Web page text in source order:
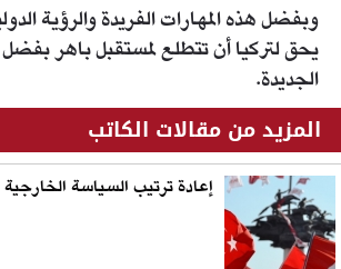
وبفضل هذه المهارات الفريدة والرؤية
يحق لتركيا أن تتطلع لمستقبل باهر بفضل
الجديدة.
المزيد من مقالات الكاتب
إعادة ترتيب السياسة الخارجية